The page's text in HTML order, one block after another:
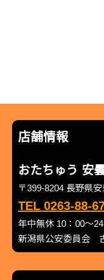
店舗情報
おたちゅう 安
〒399-8204 長野県
TEL 0263-88-
年中無休 10：00～
新潟県公安委員会